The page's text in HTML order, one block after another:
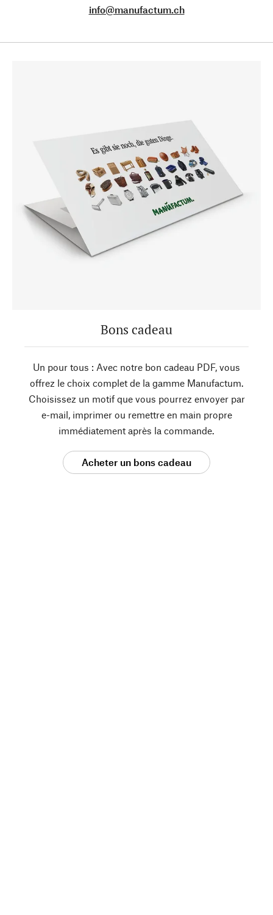
info@manufactum.ch
Bons cadeau
Un pour tous : Avec notre bon cadeau PDF, vous
offrez le choix complet de la gamme Manufactum.
Choisissez un motif que vous pourrez envoyer par
e-mail, imprimer ou remettre en main propre
immédiatement après la commande.
Acheter un bons cadeau